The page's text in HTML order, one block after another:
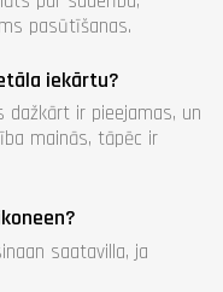
pasūtīšanas.
iekārtu?
dažkārt ir pieejamas, un
mainās, tāpēc ir
saatavilla, ja